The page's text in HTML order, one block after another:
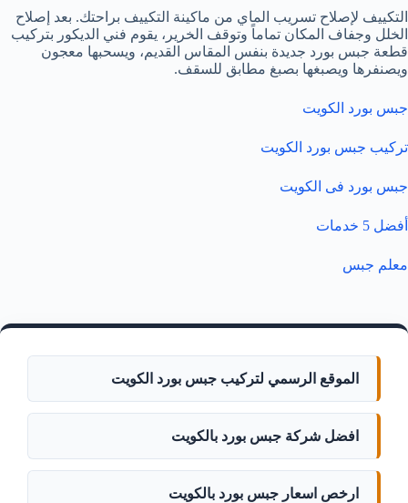
التكييف لإصلاح تسريب الماي من ماكينة التكييف براحتك. بعد إصلاح
الخلل وجفاف المكان تماماً وتوقف الخرير، يقوم فني الديكور بتركيب
قطعة جبس بورد جديدة بنفس المقاس القديم، ويسحبها معجون
ويصنفرها ويصبغها بصبغ مطابق للسقف.
جبس بورد الكويت
تركيب جبس بورد الكويت
جبس بورد فى الكويت
أفضل 5 خدمات
معلم جبس
الموقع الرسمي لتركيب جبس بورد الكويت
افضل شركة جبس بورد بالكويت
ارخص اسعار جبس بورد بالكويت